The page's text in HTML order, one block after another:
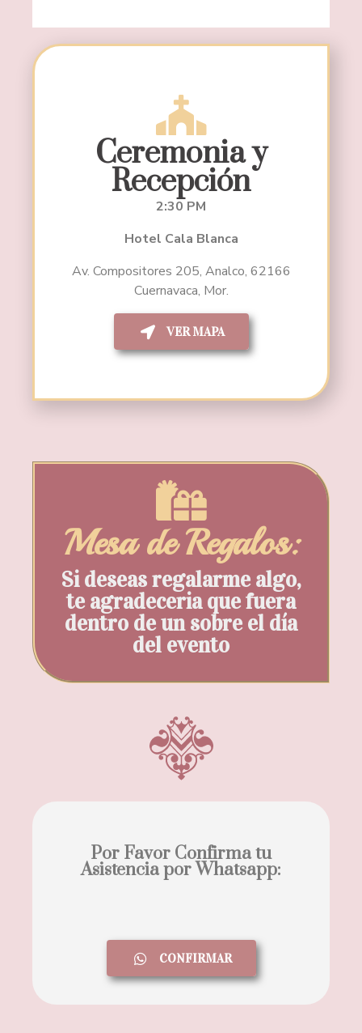
Ceremonia y
Recepción
2:30 PM
Hotel Cala Blanca
Av. Compositores 205, Analco, 62166
Cuernavaca, Mor.
VER MAPA
Mesa de Regalos:
Si deseas regalarme algo,
te agradeceria que fuera
dentro de un sobre el día
del evento
Por Favor Confirma tu
Asistencia por Whatsapp:
CONFIRMAR